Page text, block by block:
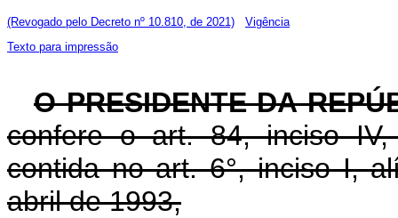
(Revogado pelo Decreto nº 10.810, de 2021)
Vigência
Texto para impressão
O PRESIDENTE DA
confere o art. 84, inciso
contida no art. 6°, inciso I,
abril de 1993,